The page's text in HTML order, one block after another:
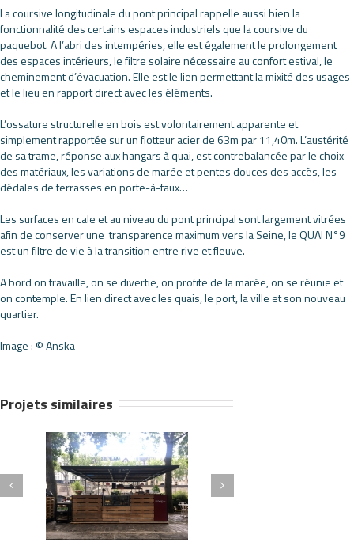
La coursive longitudinale du pont principal rappelle aussi bien la
fonctionnalité des certains espaces industriels que la coursive du
paquebot. A l’abri des intempéries, elle est également le prolongement
des espaces intérieurs, le filtre solaire nécessaire au confort estival, le
cheminement d’évacuation. Elle est le lien permettant la mixité des usages
et le lieu en rapport direct avec les éléments.
L’ossature structurelle en bois est volontairement apparente et
simplement rapportée sur un flotteur acier de 63m par 11,40m. L’austérité
de sa trame, réponse aux hangars à quai, est contrebalancée par le choix
des matériaux, les variations de marée et pentes douces des accès, les
dédales de terrasses en porte-à-faux…
Les surfaces en cale et au niveau du pont principal sont largement vitrées
afin de conserver une transparence maximum vers la Seine, le QUAI N°9
est un filtre de vie à la transition entre rive et fleuve.
A bord on travaille, on se divertie, on profite de la marée, on se réunie et
on contemple. En lien direct avec les quais, le port, la ville et son nouveau
quartier.
Image : © Anska
Projets similaires